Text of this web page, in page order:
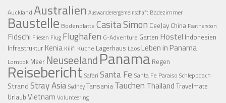
Auckland Australien Auswanderergemeinschaft Badezimmer
Baustelle Bodenplatte Casita Simon CeeJay China Featherston
Fidschi Fliesen Flug Flughafen G-Adventure Garten Hostel Indonesien
Infrastruktur Kenia Kilifi Küche Lagerhaus Laos Leben in Panama
Lombok Meer NeuseelandPanama Regen
Reisebericht Safari Santa Fe Santa Fe Paraiso Schleppdach
Strand Stray AsiaSydneyTansaniaTauchen Thailand Travelmate
Urlaub Vietnam Volunteering